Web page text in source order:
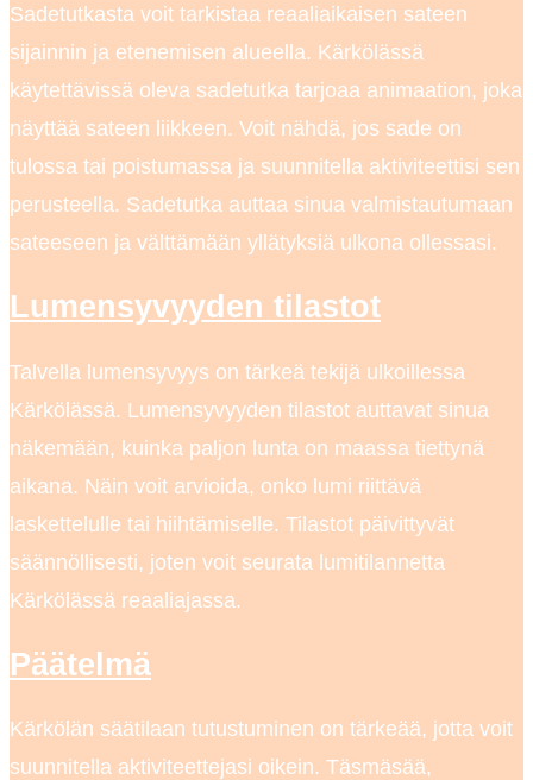
Sadetutkasta voit tarkistaa reaaliaikaisen sateen
sijainnin ja etenemisen alueella. Kärkölässä
käytettävissä oleva sadetutka tarjoaa animaation, joka
näyttää sateen liikkeen. Voit nähdä, jos sade on
tulossa tai poistumassa ja suunnitella aktiviteettisi sen
perusteella. Sadetutka auttaa sinua valmistautumaan
sateeseen ja välttämään yllätyksiä ulkona ollessasi.
Lumensyvyyden tilastot
Talvella lumensyvyys on tärkeä tekijä ulkoillessa
Kärkölässä. Lumensyvyyden tilastot auttavat sinua
näkemään, kuinka paljon lunta on maassa tiettynä
aikana. Näin voit arvioida, onko lumi riittävä
laskettelulle tai hiihtämiselle. Tilastot päivittyvät
säännöllisesti, joten voit seurata lumitilannetta
Kärkölässä reaaliajassa.
Päätelmä
Kärkölän säätilaan tutustuminen on tärkeää, jotta voit
suunnitella aktiviteettejasi oikein. Täsmäsää,